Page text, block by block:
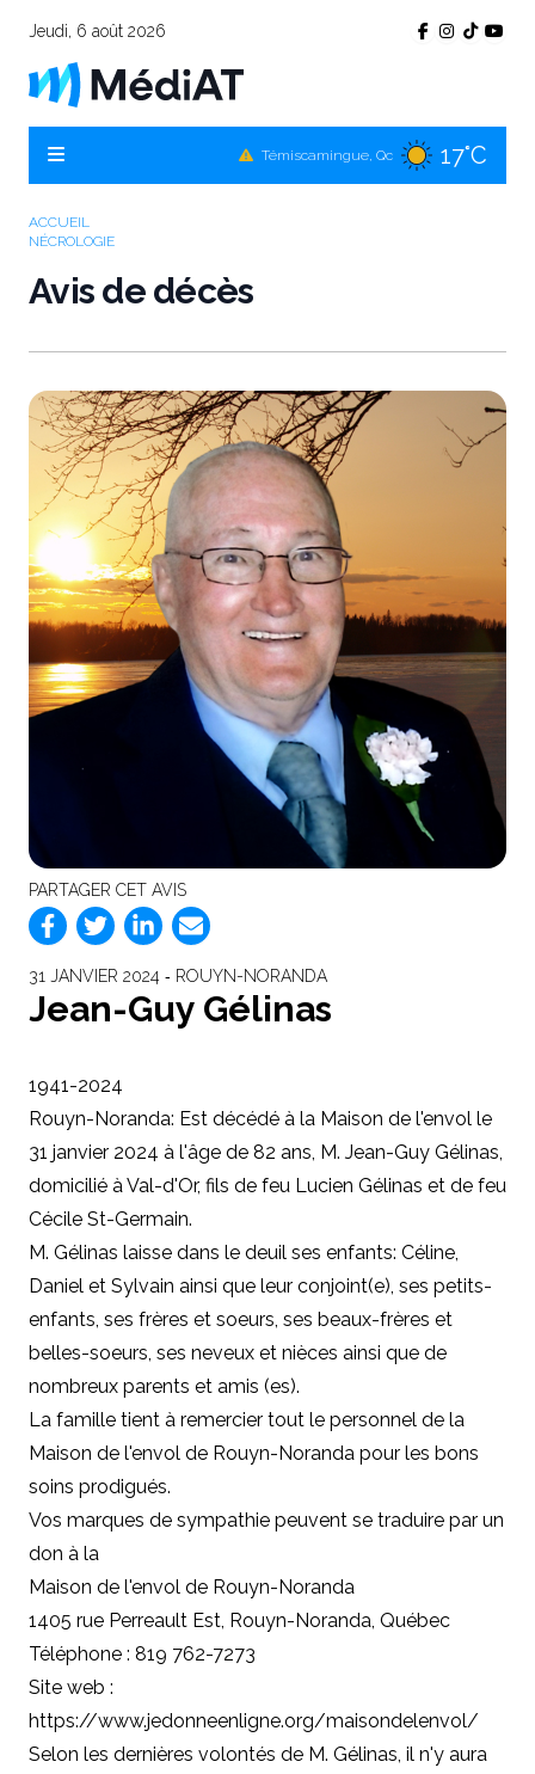
Jeudi, 6 août 2026
17°C
18°C
ACCUEIL
NÉCROLOGIE
Avis de décès
PARTAGER CET AVIS
31 JANVIER 2024 ‐ ROUYN-NORANDA
Jean-Guy Gélinas
1941-2024
Rouyn-Noranda: Est décédé à la Maison de l'envol le
31 janvier 2024 à l'âge de 82 ans, M. Jean-Guy Gélinas,
domicilié à Val-d'Or, fils de feu Lucien Gélinas et de feu
Cécile St-Germain.
M. Gélinas laisse dans le deuil ses enfants: Céline,
Daniel et Sylvain ainsi que leur conjoint(e), ses petits-
enfants, ses frères et soeurs, ses beaux-frères et
belles-soeurs, ses neveux et nièces ainsi que de
nombreux parents et amis (es).
La famille tient à remercier tout le personnel de la
Maison de l'envol de Rouyn-Noranda pour les bons
soins prodigués.
Vos marques de sympathie peuvent se traduire par un
don à la
Maison de l'envol de Rouyn-Noranda
1405 rue Perreault Est, Rouyn-Noranda, Québec
Téléphone : 819 762-7273
Site web :
https://www.jedonneenligne.org/maisondelenvol/
Selon les dernières volontés de M. Gélinas, il n'y aura